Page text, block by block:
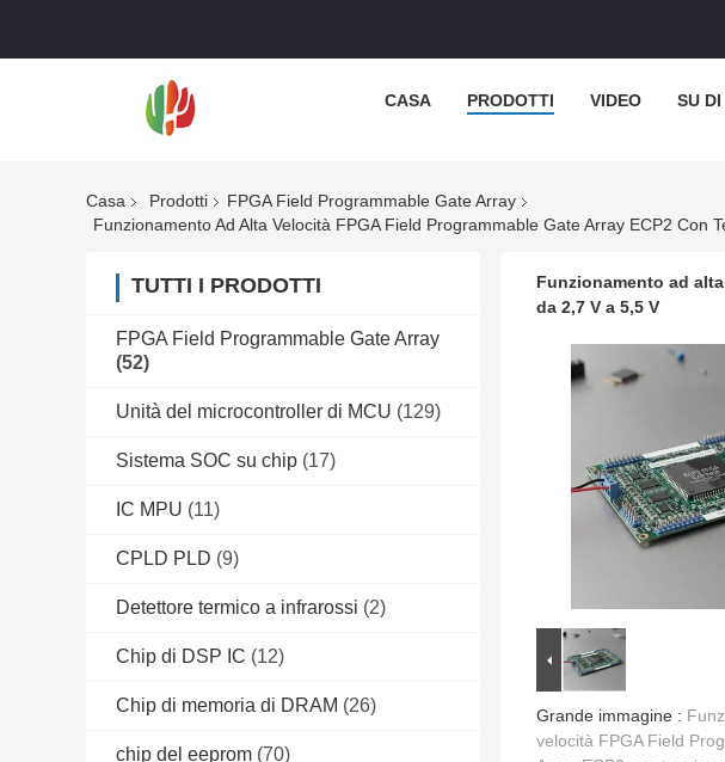
CASA PRODOTTI VIDEO SU DI
Casa Prodotti
FPGA Field Programmable Gate Array
Funzionamento Ad Alta Velocità FPGA Field Programmable Gate Array ECP2 Con
TUTTI I PRODOTTI
FPGA Field Programmable Gate Array
(52)
Unità del microcontroller di MCU (129)
Sistema SOC su chip (17)
IC MPU (11)
CPLD PLD (9)
Detettore termico a infrarossi (2)
Chip di DSP IC (12)
Chip di memoria di DRAM (26)
chip del eeprom (70)
Funzionamento ad
da 2,7 V a 5,5 V
Grande immagine :
velocità FPGA Field